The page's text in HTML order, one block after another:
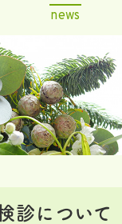
news
診について